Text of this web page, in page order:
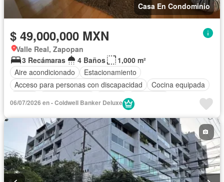
Casa En Condominio
$ 49,000,000 MXN
Valle Real, Zapopan
3 Recámaras
4 Baños
1,000 m²
Aire acondicionado
Estacionamiento
Acceso para personas con discapacidad
Cocina equipada
Seguridad
Sin amueblar
06/07/2026 en - Coldwell Banker Deluxe